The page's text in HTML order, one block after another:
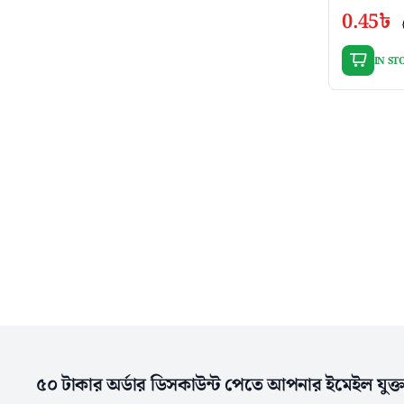
0.45৳
IN
৫০ টাকার অর্ডার ডিসকাউন্ট পেতে আপনার ইমেইল